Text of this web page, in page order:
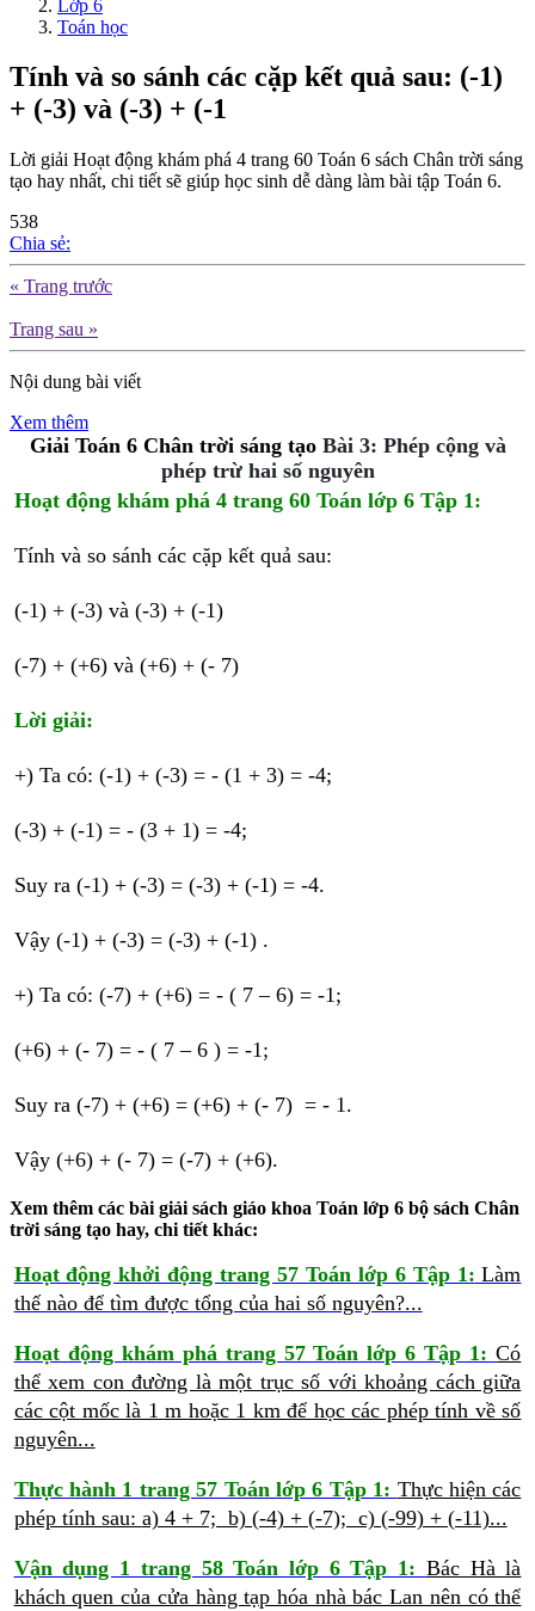
Lớp 6
Toán học
Tính và so sánh các cặp kết quả sau: (-1)
+ (-3) và (-3) + (-1
Lời giải Hoạt động khám phá 4 trang 60 Toán 6 sách Chân trời sáng
tạo hay nhất, chi tiết sẽ giúp học sinh dễ dàng làm bài tập Toán 6.
538
Chia sẻ:
« Trang trước
Trang sau »
Nội dung bài viết
Xem thêm
Giải Toán 6 Chân trời sáng tạo Bài 3: Phép cộng và
phép trừ hai số nguyên
Hoạt động khám phá 4 trang 60 Toán lớp 6 Tập 1:
Tính và so sánh các cặp kết quả sau:
(-1) + (-3) và (-3) + (-1)
(-7) + (+6) và (+6) + (- 7)
Lời giải:
+) Ta có: (-1) + (-3) = - (1 + 3) = -4;
(-3) + (-1) = - (3 + 1) = -4;
Suy ra (-1) + (-3) = (-3) + (-1) = -4.
Vậy (-1) + (-3) = (-3) + (-1) .
+) Ta có: (-7) + (+6) = - ( 7 – 6) = -1;
(+6) + (- 7) = - ( 7 – 6 ) = -1;
Suy ra (-7) + (+6) = (+6) + (- 7) = - 1.
Vậy (+6) + (- 7) = (-7) + (+6).
Xem thêm các bài giải sách giáo khoa Toán lớp 6 bộ sách Chân
trời sáng tạo hay, chi tiết khác:
Hoạt động khởi động trang 57 Toán lớp 6 Tập 1: Làm
thế nào để tìm được tổng của hai số nguyên?...
Hoạt động khám phá trang 57 Toán lớp 6 Tập 1:Có
thể xem con đường là một trục số với khoảng cách giữa
các cột mốc là 1 m hoặc 1 km để học các phép tính về số
nguyên...
Thực hành 1 trang 57 Toán lớp 6 Tập 1: Thực hiện các
phép tính sau: a) 4 + 7; b) (-4) + (-7); c) (-99) + (-11)...
Vận dụng 1 trang 58 Toán lớp 6 Tập 1: Bác Hà là
khách quen của cửa hàng tạp hóa nhà bác Lan nên có thể